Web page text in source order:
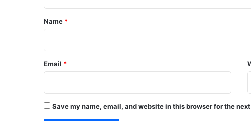
*
Name *
Email *
Save my name, email, and website in this browser for the